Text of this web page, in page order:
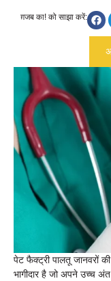
पेट फैक्ट्री पालतू जानवरों
भागीदार है जो अपने उच्च
ग़जब का! को साझा करें: